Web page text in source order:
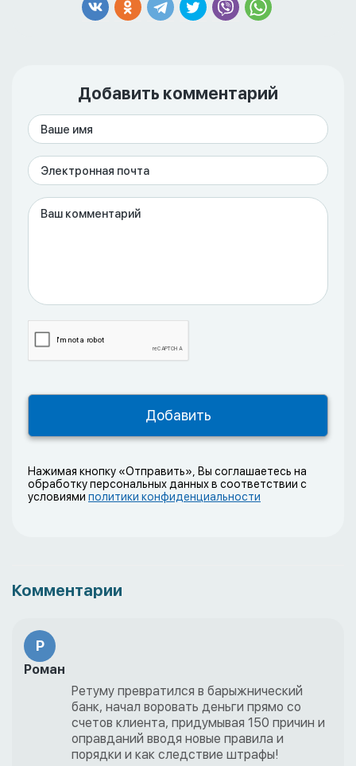
Добавить комментарий
Нажимая кнопку «Отправить», Вы соглашаетесь на
обработку персональных данных в соответствии с
условиями политики конфиденциальности
Комментарии
Р
Роман
Ретуму превратился в барыжнический
банк, начал воровать деньги прямо со
счетов клиента, придумывая 150 причин и
оправданий вводя новые правила и
порядки и как следствие штрафы!